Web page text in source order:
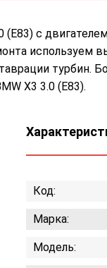
с
используем
турбин.
X3 3.0 (E83).
Код:
Марка:
Модель: